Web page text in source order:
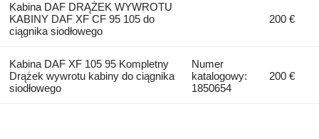
Kabina DAF DRĄŻEK WYWROTU
KABINY DAF XF CF 95 105 do
ciągnika siodłowego
200 €
Kabina DAF XF 105 95 Kompletny
Drążek wywrotu kabiny do ciągnika
siodłowego
Numer
katalogowy:
1850654
200 €